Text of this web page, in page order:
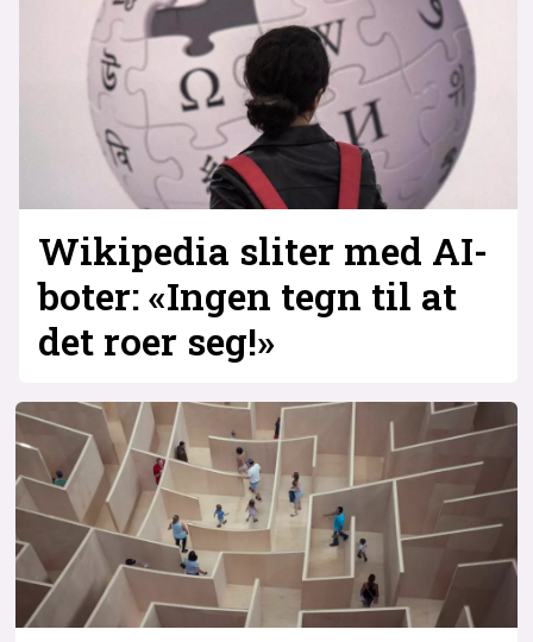
Wikipedia sliter med AI-
boter: «Ingen tegn til at
det roer seg!»